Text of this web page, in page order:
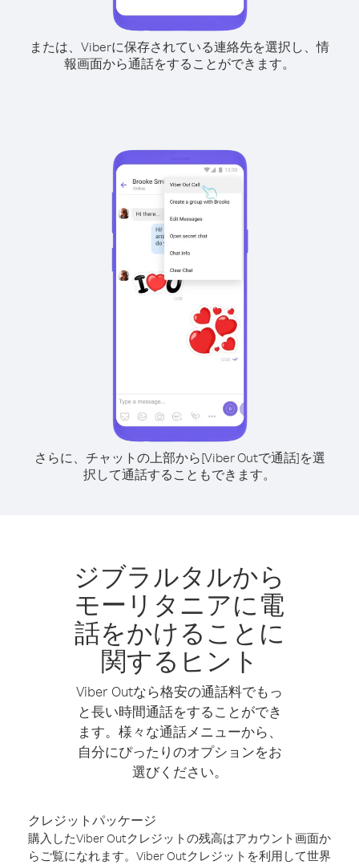
または、Viberに保存されている連絡先を選択し、情
報画面から通話をすることができます。
さらに、チャットの上部から[Viber Outで通話]を選
択して通話することもできます。
ジブラルタルから
モーリタニアに電
話をかけることに
関するヒント
Viber Outなら格安の通話料でもっ
と長い時間通話をすることができ
ます。様々な通話メニューから、
自分にぴったりのオプションをお
選びください。
クレジットパッケージ
購入したViber Outクレジットの残高はアカウント画面か
らご覧になれます。Viber Outクレジットを利用して世界